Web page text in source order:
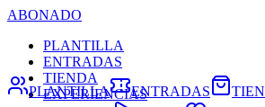
ABONADO
PLANTILLA
ENTRADAS
TIENDA
EXPERIENCIAS
PLANTILLA ENTRADAS